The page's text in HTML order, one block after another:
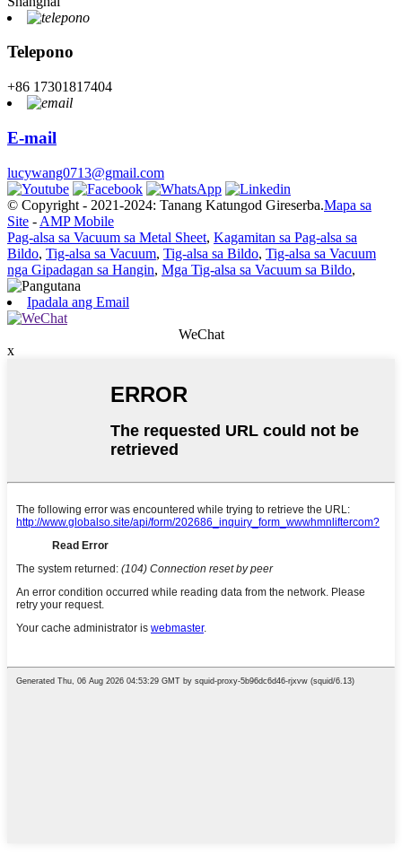
Telepono
+86 17301817404
E-mail
lucywang0713@gmail.com
© Copyright - 2021-2024: Tanang Katungod Gireserba.Mapa sa
Site - AMP Mobile
Pag-alsa sa Vacuum sa Metal Sheet, Kagamitan sa Pag-alsa sa
Bildo, Tig-alsa sa Vacuum, Tig-alsa sa Bildo, Tig-alsa sa Vacuum
nga Gipadagan sa Hangin, Mga Tig-alsa sa Vacuum sa Bildo,
Ipadala ang Email
WeChat
x